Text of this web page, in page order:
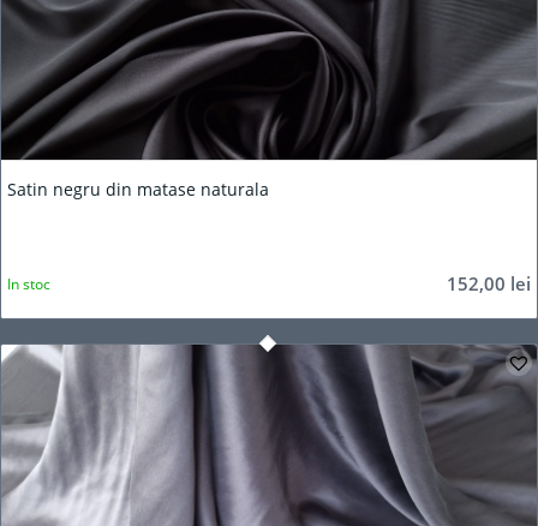
5.00
Satin negru din matase naturala
152,00 lei
In stoc